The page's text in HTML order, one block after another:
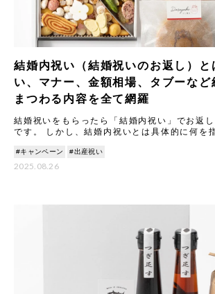
結婚内祝い（結婚祝いのお返し）と
い、マナー、金額相場、タブーなど
まつわる内容を全て網羅
結婚祝いをもらったら「結婚内祝い」でお返
です。 しかし、結婚内祝いとは具体的に何を
由
#キャンペーン #出産祝い
2025.08.26